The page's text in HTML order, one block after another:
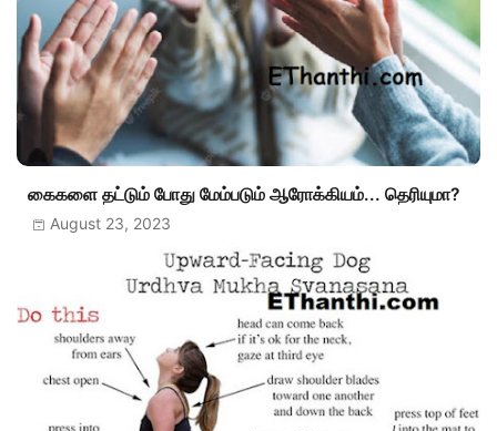
கைகளை தட்டும் போது மேம்படும் ஆரோக்கியம்... தெரியுமா?
August 23, 2023